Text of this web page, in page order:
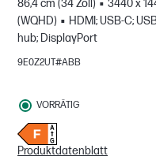
86,4 cm (34 Zoll)
3440 x
(WQHD)
HDMI; USB-C;
hub; DisplayPort
9E0Z2UT#ABB
VORRÄTIG
Produktdatenblatt